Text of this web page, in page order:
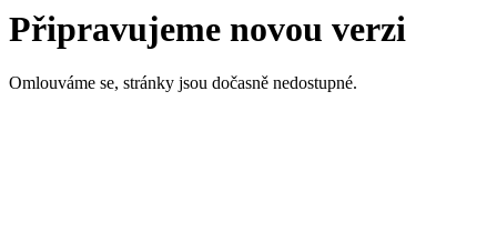
Připravujeme novou verzi
Omlouváme se, stránky jsou dočasně nedostupné.